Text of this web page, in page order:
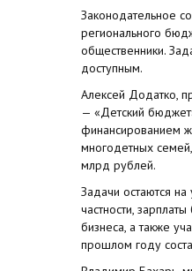
Законодательное
регионального
общественники.
доступным.
Алексей Додатко,
— «Детский
финансированием
многодетных
млрд рублей.
Задачи остаются
частности,
бизнеса, а также
прошлом году